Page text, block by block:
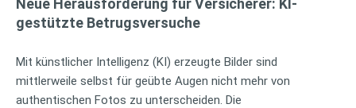
Neue Herausforderung für Versicherer: KI-
gestützte Betrugsversuche
Mit künstlicher Intelligenz (KI) erzeugte Bilder sind
mittlerweile selbst für geübte Augen nicht mehr von
authentischen Fotos zu unterscheiden. Die